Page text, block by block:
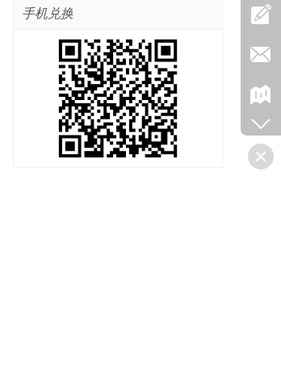
手机兑换